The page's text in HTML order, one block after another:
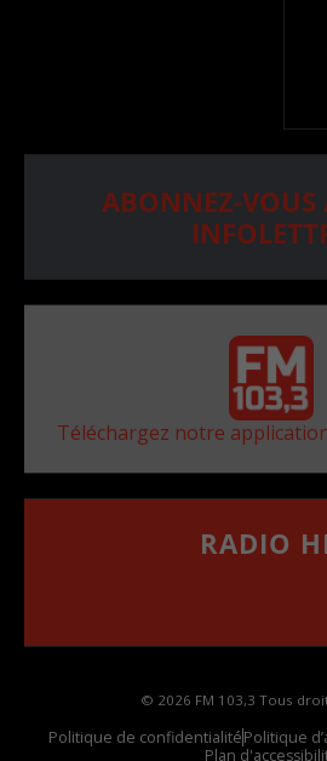
ABONNEZ-VOUS
Téléchargez notre
RADIO
© 2026 FM 103,3 Tous
Politique de confidentialitéPolitique
Plan